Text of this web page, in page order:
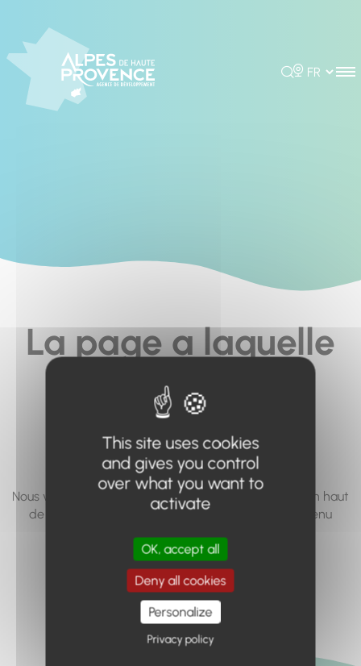
Rechercher
Choisir la
La page a laquelle
vous cherchez à
accéder n'existe
pas... ou plus.
Nous vous invitons à utiliser le moteur de recherche en haut
de page, ou à utiliser le menu pour trouver le contenu
Retour à l'accueil
This site uses cookies
and gives you control
over what you want to
activate
OK, accept all
Deny all cookies
Personalize
Privacy policy